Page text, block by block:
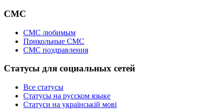
СМС
СМС любимым
Прикольные СМС
СМС поздравления
Статусы для социальных сетей
Все статусы
Статусы на русском языке
Статуси на українській мові